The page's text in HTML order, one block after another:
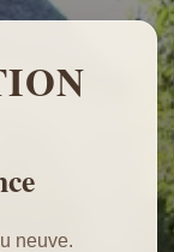
neuve.